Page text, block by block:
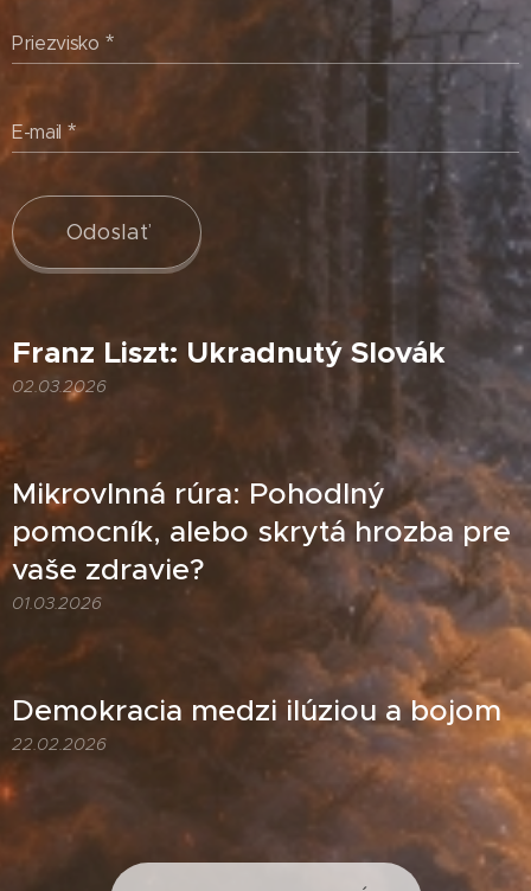
Priezvisko
E-mail
Odoslať
Franz Liszt: Ukradnutý Slovák
02.03.2026
Mikrovlnná rúra: Pohodlný
pomocník, alebo skrytá hrozba pre
vaše zdravie?
01.03.2026
Demokracia medzi ilúziou a bojom
22.02.2026